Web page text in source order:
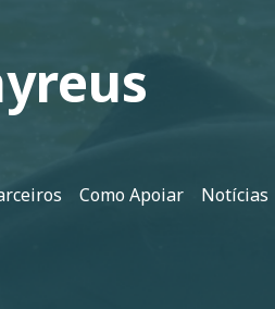
Como Apoiar Notícias